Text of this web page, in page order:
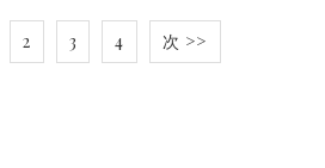
2 3 4 次 >>